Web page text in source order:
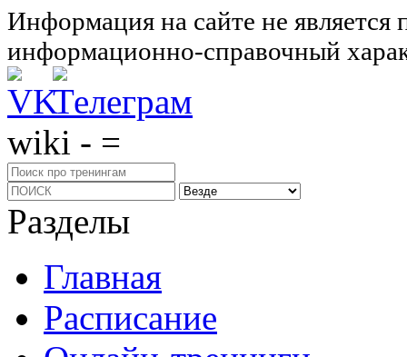
Информация на сайте не
информационно-справочный
wiki - =
Разделы
Главная
Расписание